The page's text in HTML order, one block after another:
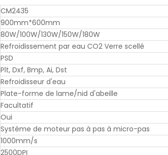
CM2435
900mm*600mm
80W/100W/130W/150W/180W
Refroidissement par eau CO2 Verre scellé
PSD
Plt, Dxf, Bmp, Ai, Dst
Refroidisseur d'eau
Plate-forme de lame/nid d'abeille
Facultatif
Oui
Système de moteur pas à pas à micro-pas
1000mm/s
2500DPI